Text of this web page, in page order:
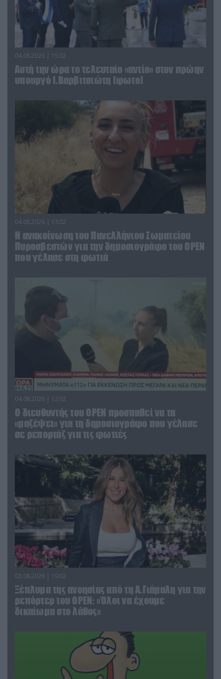
04.08.2026 | 15:02
Αυτή την ώρα το τελευταίο «αντίο» στον πρώην
υπουργό Ι.Βαρβιτσιώτη (φωτο)
04.08.2026 | 13:02
Η ανακοίνωση του Πανελλήνιου Σωματείου
Πυροσβεστών για την δημοσιογράφο του OPEN
που γέλασε στη φωτιά
04.08.2026 | 12:02
O διευθυντής του OPEN προσπαθεί να τα
«μαζέψει» για τη δημοσιογράφο που γέλασε
σε ρεπορτάζ για τις φωτιές
03.08.2026 | 19:02
Ξέπλυμα της ανοησίας από τη Α.Γιάμαλη για την
ρεπόρτερ του ΟΡΕΝ: «Όλοι να έχουμε
δικαίωμα στο λάθος»